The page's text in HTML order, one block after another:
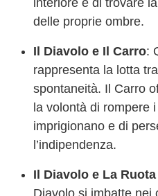
delle proprie ombre.
Il Diavolo e Il Carro:
rappresenta la lotta
spontaneità. Il Carro
la volontà di rompere
imprigionano e di
l’indipendenza.
Il Diavolo e La
Diavolo si imbatte nei